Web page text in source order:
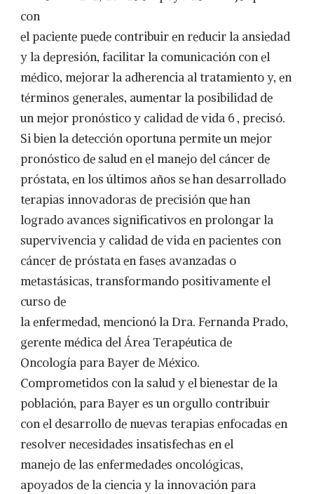
con
el paciente puede contribuir en reducir la ansiedad
y la depresión, facilitar la comunicación con el
médico, mejorar la adherencia al tratamiento y, en
términos generales, aumentar la posibilidad de
un mejor pronóstico y calidad de vida 6 , precisó.
Si bien la detección oportuna permite un mejor
pronóstico de salud en el manejo del cáncer de
próstata, en los últimos años se han desarrollado
terapias innovadoras de precisión que han
logrado avances significativos en prolongar la
supervivencia y calidad de vida en pacientes con
cáncer de próstata en fases avanzadas o
metastásicas, transformando positivamente el
curso de
la enfermedad, mencionó la Dra. Fernanda Prado,
gerente médica del Área Terapéutica de
Oncología para Bayer de México.
Comprometidos con la salud y el bienestar de la
población, para Bayer es un orgullo contribuir
con el desarrollo de nuevas terapias enfocadas en
resolver necesidades insatisfechas en el
manejo de las enfermedades oncológicas,
apoyados de la ciencia y la innovación para